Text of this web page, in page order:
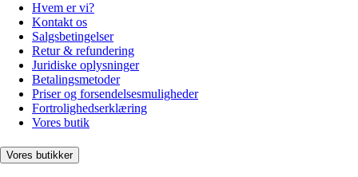
Hvem er vi?
Kontakt os
Salgsbetingelser
Retur & refundering
Juridiske oplysninger
Betalingsmetoder
Priser og forsendelsesmuligheder
Fortrolighedserklæring
Vores butik
Vores butikker